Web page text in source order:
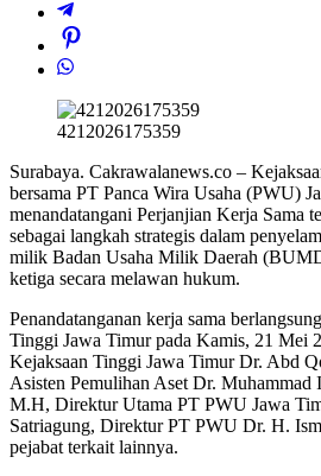
4212026175359
Surabaya. Cakrawalanews.co –
bersama PT Panca Wira Usaha (PWU)
menandatangani Perjanjian Kerja Sama
sebagai langkah strategis dalam
milik Badan Usaha Milik Daerah
ketiga secara melawan hukum.
Penandatanganan kerja sama
Tinggi Jawa Timur pada Kamis, 21 Mei
Kejaksaan Tinggi Jawa Timur Dr. Abd
Asisten Pemulihan Aset Dr.
M.H, Direktur Utama PT PWU Jawa
Satriagung, Direktur PT PWU Dr. H.
pejabat terkait lainnya.